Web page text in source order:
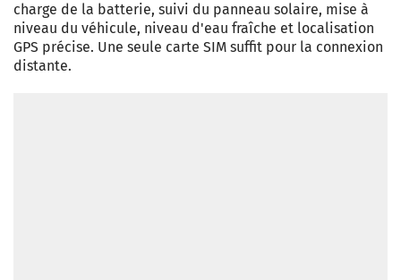
charge de la batterie, suivi du panneau solaire, mise à
niveau du véhicule, niveau d'eau fraîche et localisation
GPS précise. Une seule carte SIM suffit pour la connexion
distante.